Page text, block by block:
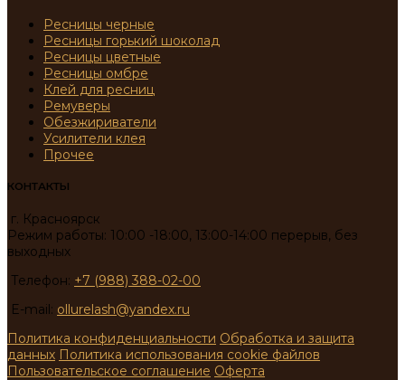
Ресницы черные
Ресницы горький шоколад
Ресницы цветные
Ресницы омбре
Клей для ресниц
Ремуверы
Обезжириватели
Усилители клея
Прочее
КОНТАКТЫ
г. Красноярск
Режим работы: 10:00 -18:00, 13:00-14:00 перерыв, без
выходных
Телефон: +7 (988) 388-02-00
E-mail: ollurelash@yandex.ru
Политика конфиденциальности Обработка и защита
данных Политика использования cookie файлов
Пользовательское соглашение Оферта